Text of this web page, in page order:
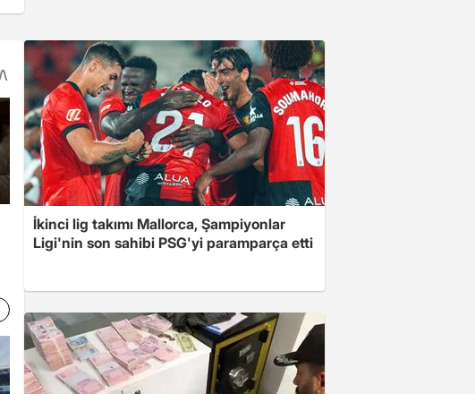
İkinci lig takımı Mallorca, Şampiyonlar
Ligi'nin son sahibi PSG'yi paramparça etti